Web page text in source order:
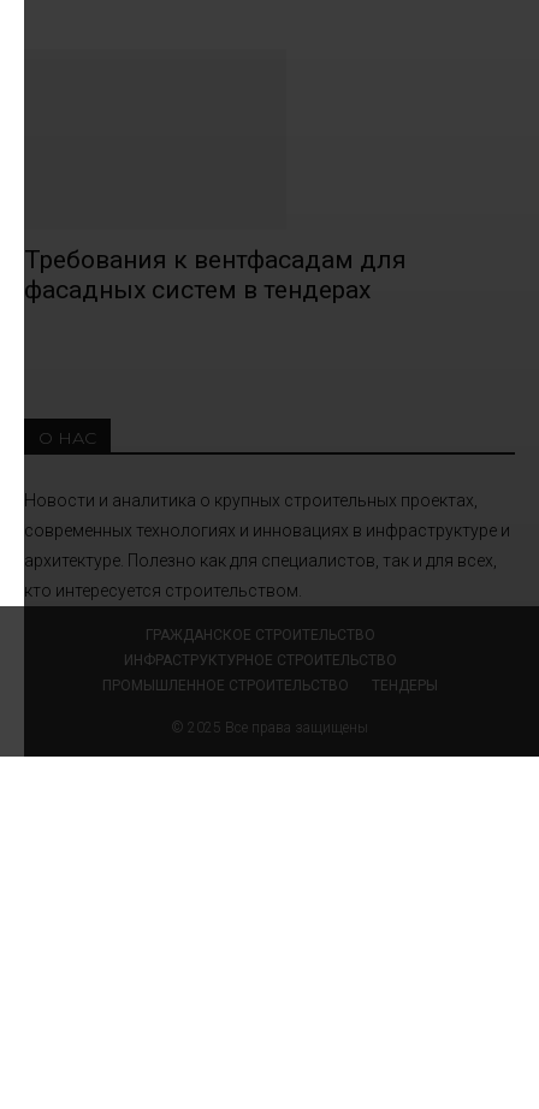
Требования к вентфасадам для
фасадных систем в тендерах
О НАС
Новости и аналитика о крупных строительных проектах,
современных технологиях и инновациях в инфраструктуре и
архитектуре. Полезно как для специалистов, так и для всех,
кто интересуется строительством.
ГРАЖДАНСКОЕ СТРОИТЕЛЬСТВО
ИНФРАСТРУКТУРНОЕ СТРОИТЕЛЬСТВО
ПРОМЫШЛЕННОЕ СТРОИТЕЛЬСТВО
ТЕНДЕРЫ
© 2025 Все права защищены